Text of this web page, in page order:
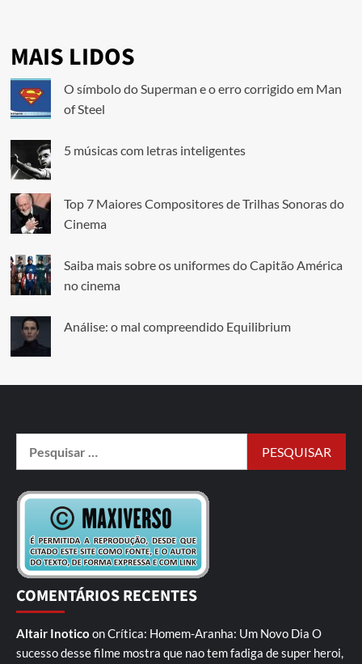
MAIS LIDOS
O símbolo do Superman e o erro corrigido em Man
of Steel
5 músicas com letras inteligentes
Top 7 Maiores Compositores de Trilhas Sonoras do
Cinema
Saiba mais sobre os uniformes do Capitão América
no cinema
Análise: o mal compreendido Equilibrium
COMENTÁRIOS RECENTES
Altair Inotico onCrítica: Homem-Aranha: Um Novo Dia O
sucesso desse filme mostra que nao tem fadiga de super heroi,